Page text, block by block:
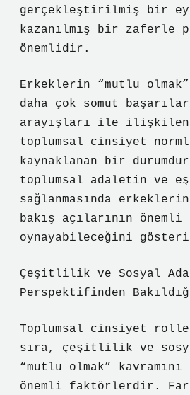
gerçekleştirilmiş bir
kazanılmış bir zaferle
önemlidir.
Erkeklerin “mutlu
daha çok somut başarılar
arayışları ile
toplumsal cinsiyet
kaynaklanan bir
toplumsal adaletin ve
sağlanmasında
bakış açılarının
oynayabileceğini
Çeşitlilik ve Sosyal
Perspektifinden
Toplumsal cinsiyet
sıra, çeşitlilik ve
“mutlu olmak”
önemli faktörlerdir.